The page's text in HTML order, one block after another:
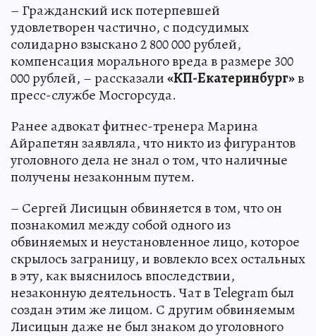
– Гражданский иск потерпевшей
удовлетворен частично, с подсудимых
солидарно взыскано 2 800 000 рублей,
компенсация морального вреда в размере 300
000 рублей, – рассказали«КП-Екатеринбург»в
пресс-службе Мосгорсуда.
Ранее адвокат фитнес-тренера Марина
Айрапетян заявляла, что никто из фигурантов
уголовного дела не знал о том, что наличные
получены незаконным путем.
– Сергей Лисицын обвиняется в том, что он
познакомил между собой одного из
обвиняемых и неустановленное лицо, которое
скрылось заграницу, и вовлекло всех остальных
в эту, как выяснилось впоследствии,
незаконную деятельность. Чат в Telegram был
создан этим же лицом. С другим обвиняемым
Лисицын даже не был знаком до уголовного